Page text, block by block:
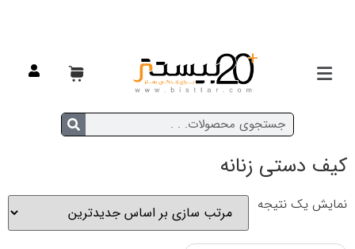
/ محصولات برچسب خورده “کیف دستی زنانه”
کیف دستی زنانه
نمایش یک نتیجه